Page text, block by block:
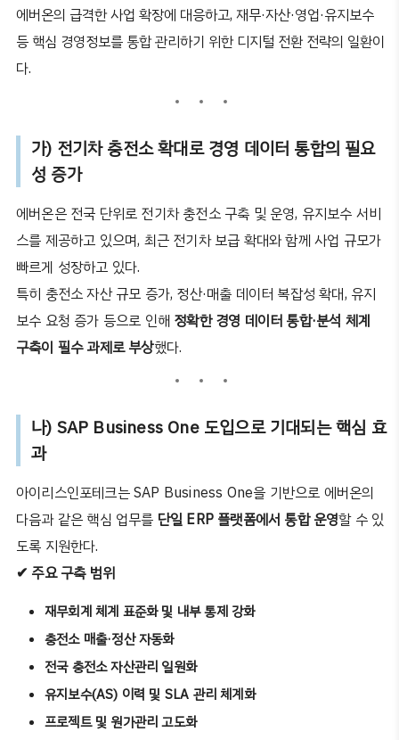
에버온의 급격한 사업 확장에 대응하고, 재무·자산·영업·유지보수
등 핵심 경영정보를 통합 관리하기 위한 디지털 전환 전략의 일환이
다.
가) 전기차 충전소 확대로 경영 데이터 통합의 필요
성 증가
에버온은 전국 단위로 전기차 충전소 구축 및 운영, 유지보수 서비
스를 제공하고 있으며, 최근 전기차 보급 확대와 함께 사업 규모가
빠르게 성장하고 있다.
특히 충전소 자산 규모 증가, 정산·매출 데이터 복잡성 확대, 유지
보수 요청 증가 등으로 인해 정확한 경영 데이터 통합·분석 체계
구축이 필수 과제로 부상했다.
나) SAP Business One 도입으로 기대되는 핵심 효
과
아이리스인포테크는SAP Business One을 기반으로 에버온의
다음과 같은 핵심 업무를 단일 ERP 플랫폼에서 통합 운영할 수 있
도록 지원한다.
✔ 주요 구축 범위
재무회계 체계 표준화 및 내부 통제 강화
충전소 매출·정산 자동화
전국 충전소 자산관리 일원화
유지보수(AS) 이력 및 SLA 관리 체계화
프로젝트 및 원가관리 고도화